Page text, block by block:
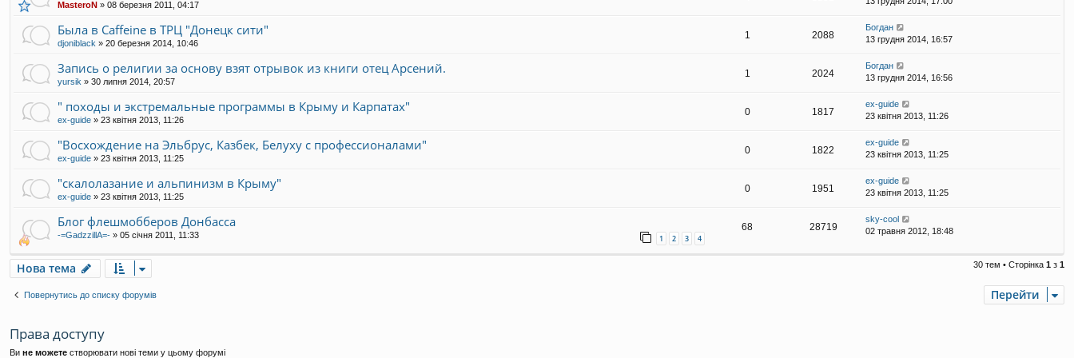
MasteroN » 08 березня 2011, 04:17
Была в Caffeine в ТРЦ "Донецк сити"
djoniblack » 20 березня 2014, 10:46
1 2088
Богдан
13 грудня 2014, 16:57
Запись о религии за основу взят отрывок из книги отец Арсений.
yursik » 30 липня 2014, 20:57
1 2024
Богдан
13 грудня 2014, 16:56
" походы и экстремальные программы в Крыму и Карпатах"
ex-guide » 23 квітня 2013, 11:26
0 1817
ex-guide
23 квітня 2013, 11:26
"Восхождение на Эльбрус, Казбек, Белуху с профессионалами"
ex-guide » 23 квітня 2013, 11:25
0 1822
ex-guide
23 квітня 2013, 11:25
"скалолазание и альпинизм в Крыму"
ex-guide » 23 квітня 2013, 11:25
0 1951
ex-guide
23 квітня 2013, 11:25
Блог флешмобберов Донбасса
-=GadzzillA=- » 05 січня 2011, 11:33 1 2 3 4
68 28719
sky-cool
02 травня 2012, 18:48
Нова тема 30 тем • Сторінка 1 з 1
Повернутись до списку форумів Перейти
Права доступу
Ви не можете створювати нові теми у цьому форумі